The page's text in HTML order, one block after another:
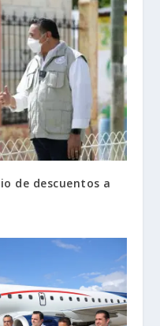
de descuentos a